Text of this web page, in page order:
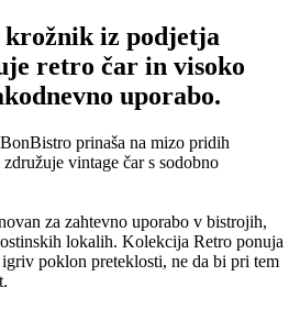
iz podjetja
retro čar in visoko
uporabo.
prinaša na mizo pridih
vintage čar s sodobno
za zahtevno uporabo v bistrojih,
lokalih. Kolekcija Retro ponuja
poklon preteklosti, ne da bi pri tem